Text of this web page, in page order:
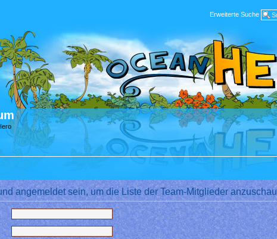
Erweiterte Suche
angemeldet sein, um die Liste der Team-Mitglieder